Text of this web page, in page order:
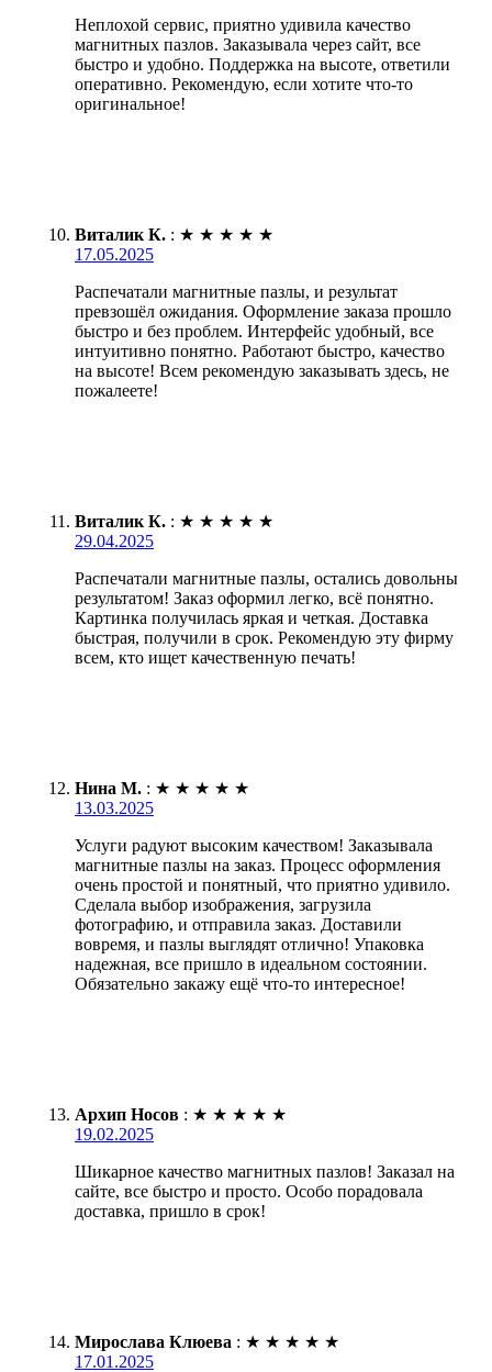
Неплохой сервис, приятно удивила качество
магнитных пазлов. Заказывала через сайт, все
быстро и удобно. Поддержка на высоте, ответили
оперативно. Рекомендую, если хотите что-то
оригинальное!
Виталик К. : ★ ★ ★ ★ ★
17.05.2025
Распечатали магнитные пазлы, и результат
превзошёл ожидания. Оформление заказа прошло
быстро и без проблем. Интерфейс удобный, все
интуитивно понятно. Работают быстро, качество
на высоте! Всем рекомендую заказывать здесь, не
пожалеете!
Виталик К. : ★ ★ ★ ★ ★
29.04.2025
Распечатали магнитные пазлы, остались довольны
результатом! Заказ оформил легко, всё понятно.
Картинка получилась яркая и четкая. Доставка
быстрая, получили в срок. Рекомендую эту фирму
всем, кто ищет качественную печать!
Нина М. : ★ ★ ★ ★ ★
13.03.2025
Услуги радуют высоким качеством! Заказывала
магнитные пазлы на заказ. Процесс оформления
очень простой и понятный, что приятно удивило.
Сделала выбор изображения, загрузила
фотографию, и отправила заказ. Доставили
вовремя, и пазлы выглядят отлично! Упаковка
надежная, все пришло в идеальном состоянии.
Обязательно закажу ещё что-то интересное!
Архип Носов : ★ ★ ★ ★ ★
19.02.2025
Шикарное качество магнитных пазлов! Заказал на
сайте, все быстро и просто. Особо порадовала
доставка, пришло в срок!
Мирослава Клюева : ★ ★ ★ ★ ★
17.01.2025